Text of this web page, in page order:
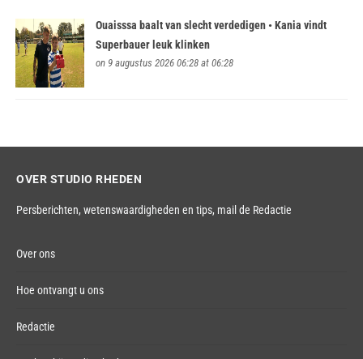
Ouaisssa baalt van slecht verdedigen • Kania vindt
Superbauer leuk klinken
on 9 augustus 2026 06:28 at 06:28
OVER STUDIO RHEDEN
Persberichten, wetenswaardigheden en tips, mail de Redactie
Over ons
Hoe ontvangt u ons
Redactie